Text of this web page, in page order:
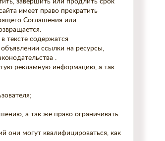
завершить или продлить срок
имеет право прекратить
Соглашения или
тексте содержатся
ссылки на ресурсы,
.
рекламную информацию, а так
а так же право ограничивать
они могут квалифицироваться, как